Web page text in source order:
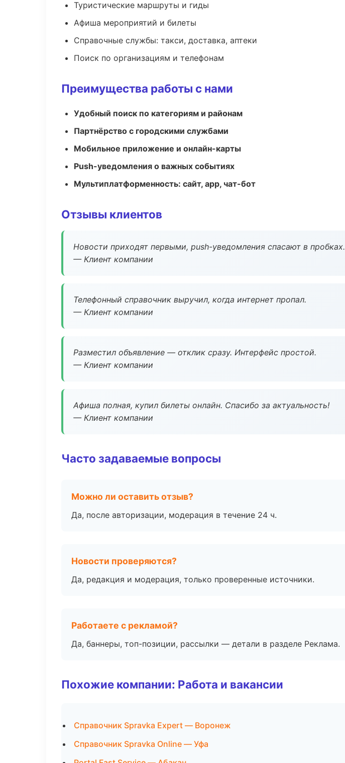
Туристические маршруты и гиды
Афиша мероприятий и билеты
Справочные службы: такси, доставка, аптеки
Поиск по организациям и телефонам
Преимущества работы с нами
Удобный поиск по категориям и районам
Партнёрство с городскими службами
Мобильное приложение и онлайн-карты
Push-уведомления о важных событиях
Мультиплатформенность: сайт, app, чат-бот
Отзывы клиентов
Новости приходят первыми, push-уведомления спасают в пробках.
— Клиент компании
Телефонный справочник выручил, когда интернет пропал.
— Клиент компании
Разместил объявление — отклик сразу. Интерфейс простой.
— Клиент компании
Афиша полная, купил билеты онлайн. Спасибо за актуальность!
— Клиент компании
Часто задаваемые вопросы
Можно ли оставить отзыв?
Да, после авторизации, модерация в течение 24 ч.
Новости проверяются?
Да, редакция и модерация, только проверенные источники.
Работаете с рекламой?
Да, баннеры, топ-позиции, рассылки — детали в разделе Реклама.
Похожие компании: Работа и вакансии
Справочник Spravka Expert — Воронеж
Справочник Spravka Online — Уфа